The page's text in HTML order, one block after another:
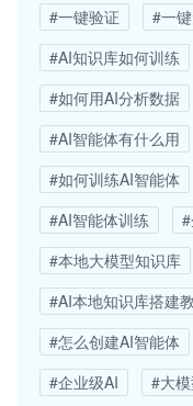
#一键验证
#一
#AI知识库如何训练
#如何用AI分析数据
#AI智能体有什么用
#如何训练AI智能体
#AI智能体训练
#本地大模型知识库
#AI本地知识库搭建
#怎么创建AI智能体
#企业级AI
#大